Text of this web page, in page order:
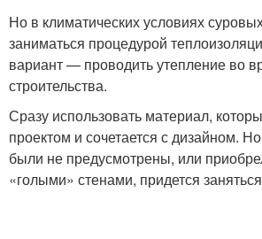
Но в климатических условиях
заниматься процедурой
вариант — проводить утепление во
строительства.
Сразу использовать материал,
проектом и сочетается с дизайном.
были не предусмотрены, или
«голыми» стенами, придется